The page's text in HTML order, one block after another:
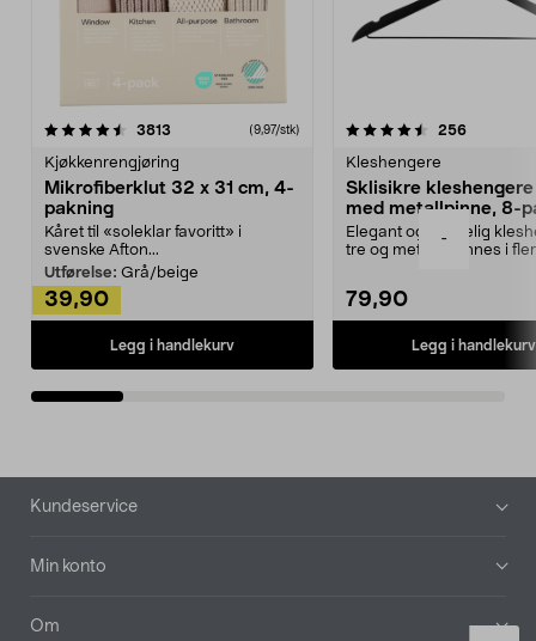
-
3813 anmeldelser(9,97/stk)
Kjøkkenrengjøring
Mikrofiberklut 32 x 31 cm, 4-
pakning
Kåret til «soleklar favoritt» i
svenske Afton...
Utførelse: Grå/beige
39,90
Legg i handlekurv
4.5av 5 stjerner 256
Kleshengere
Sklisikre
med metallpinne, 8-
Elegant og skikkelig
tre og metall – finnes i
79,90
Legg i handlekurv
4.5av 5 stjerner
Bunntekst
Kundeservice
Min konto
Om